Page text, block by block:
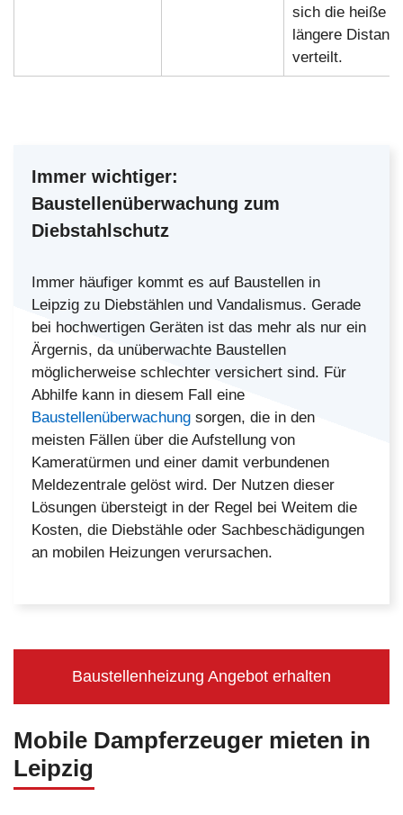
sich die heiße
längere
verteilt.
Immer wichtiger:
Baustellenüberwachung zum
Diebstahlschutz
Immer häufiger kommt es auf Baustellen in
Leipzig zu Diebstählen und Vandalismus. Gerade
bei hochwertigen Geräten ist das mehr als nur ein
Ärgernis, da unüberwachte Baustellen
möglicherweise schlechter versichert sind. Für
Abhilfe kann in diesem Fall eine
Baustellenüberwachung sorgen, die in den
meisten Fällen über die Aufstellung von
Kameratürmen und einer damit verbundenen
Meldezentrale gelöst wird. Der Nutzen dieser
Lösungen übersteigt in der Regel bei Weitem die
Kosten, die Diebstähle oder Sachbeschädigungen
an mobilen Heizungen verursachen.
Baustellenheizung Angebot erhalten
Mobile Dampferzeuger mieten in
Leipzig